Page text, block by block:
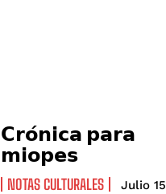
𝗖𝗿𝗼́𝗻𝗶𝗰𝗮 𝗽𝗮𝗿𝗮
𝗺𝗶𝗼𝗽𝗲𝘀
NOTAS CULTURALES Julio